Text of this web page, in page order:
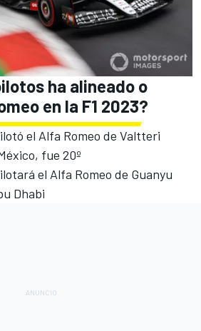
ha alineado o
en la F1 2023?
el Alfa Romeo de Valtteri
fue 20º
el Alfa Romeo de Guanyu
Dhabi